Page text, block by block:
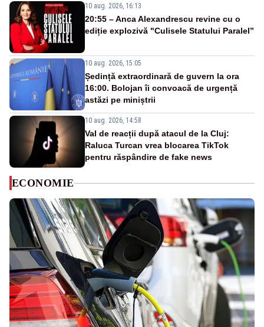
10 aug. 2026, 16:13
20:55 – Anca Alexandrescu revine cu o
ediție explozivă "Culisele Statului Paralel”
10 aug. 2026, 15:05
Ședință extraordinară de guvern la ora
16:00. Bolojan îi convoacă de urgență
astăzi pe miniștrii
10 aug. 2026, 14:58
Val de reacții după atacul de la Cluj:
Raluca Turcan vrea blocarea TikTok
pentru răspândire de fake news
ECONOMIE